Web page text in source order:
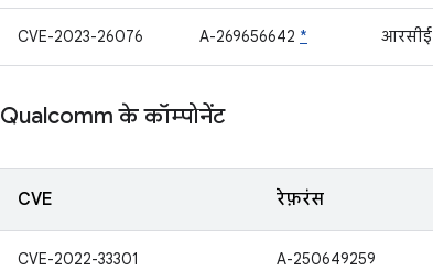
CVE-2023-26076 A-269656642 * आरसीई
Qualcomm के कॉम्पोनेंट
CVE रेफ़रंस
CVE-2022-33301
A-250649259